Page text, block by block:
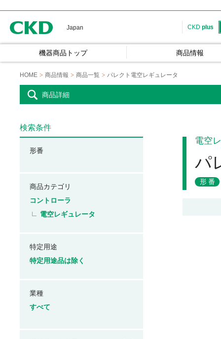
Japan CKD plus
機器商品トップ 商品情報
HOME 商品情報 商品一覧 パレクト電空レギュレータ
商品詳細
電空
パ
形番
検索条件
形番
商品カテゴリ
コントローラ
電空レギュレータ
特定用途
特定用途品は除く
業種
すべて